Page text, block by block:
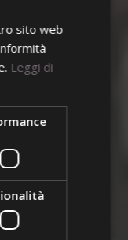
un
su
sito web
Leggi di